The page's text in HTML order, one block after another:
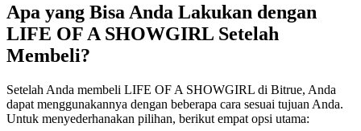
Apa yang Bisa Anda Lakukan dengan
LIFE OF A SHOWGIRL Setelah
Membeli?
Setelah Anda membeli LIFE OF A SHOWGIRL di Bitrue, Anda
dapat menggunakannya dengan beberapa cara sesuai tujuan Anda.
Untuk menyederhanakan pilihan, berikut empat opsi utama: